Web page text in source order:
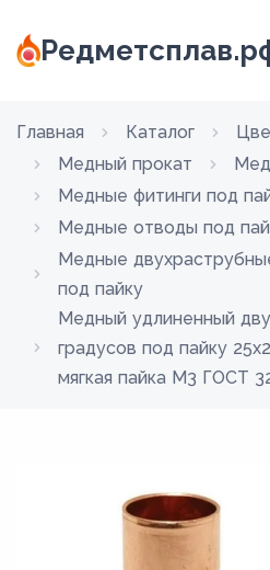
Главная Каталог
Медный прокат
Медные фитинги под
Медные отводы под
Медные
под пайку
Медный удлиненный
градусов под пайку
мягкая пайка М3 ГОСТ